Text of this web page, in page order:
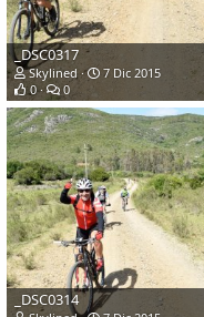
_DSC0317
Skylined
7 Dic 2015
0
0
_DSC0314